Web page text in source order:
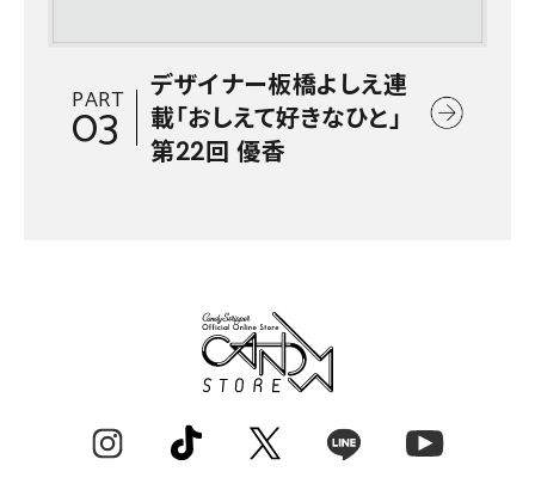
PART
03
デザイナー板橋よしえ連
載「おしえて好きなひと」
第22回 優香